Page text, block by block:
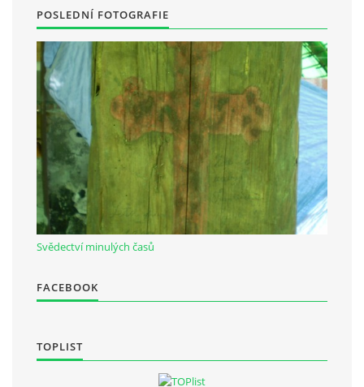
Občanská vzdělávací jednota "Komenský" v Choceradech z.s.
Chocerady 4
257 24 Chocerady
IČ: 498 28 614
Kontaktní osoba:
Mgr. Miroslava Cinkeisová
723 967 851
© 2026 eStránky.cz |RSS
POSLEDNÍ FOTOGRAFIE
Svědectví minulých časů
FACEBOOK
TOPLIST